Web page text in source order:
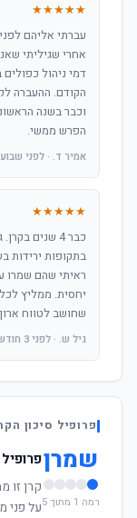
★★★★★
עברתי אליהם
אחרי שגיליתי
דמי ניהול
הקודם. ההעברה
וכבר בשנה
הפרש ממשי.
אמיר ד. · לפני
★★★★★
כבר 4 שנים
בתקופות ירידות
ראיתי שהם שמרו
יחסית. ממליץ
שחושב לטווח
גיל ש. · לפני 3 חודשים
פרופיל סיכון
שמרן
רמה 1 מתוך 5
קרן זו
על פני